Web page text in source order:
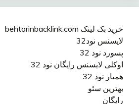
خرید بک لینک behtarinbacklink.com
لایسنس نود32
پسورد نود 32
اوکلی لایسنس رایگان نود 32
همیار نود 32
بهترین سئو
رایگان